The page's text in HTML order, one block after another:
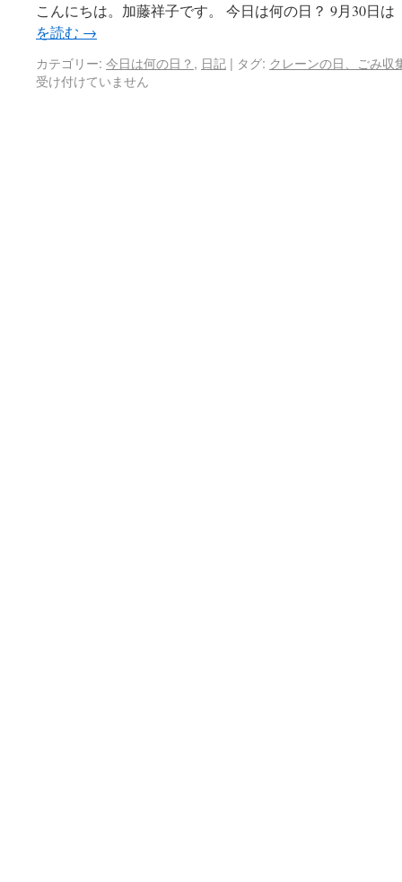
こんにちは。加藤祥子です。 今日は何の日？ 9月30日
を読む →
カテゴリー: 今日は何の日？ , 日記 | タグ: クレーンの日、ごみ収
受け付けていません